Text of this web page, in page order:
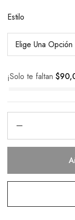
Estilo
¡Solo te faltan $